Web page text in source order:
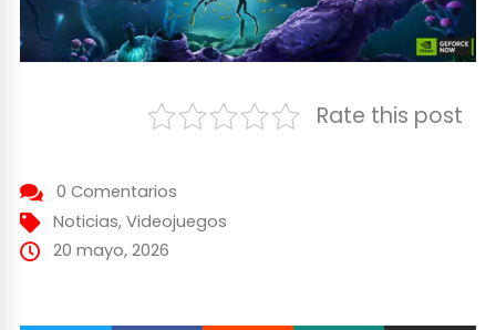
Rate this post
0 Comentarios
Noticias, Videojuegos
20 mayo, 2026